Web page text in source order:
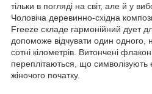
тільки в погляді на світ, але й у
Чоловіча деревинно-східна
Freeze складе гармонійний дует
допоможе відчувати один одного,
сотні кілометрів. Витончені
переплітаються, що символізують
жіночого початку.